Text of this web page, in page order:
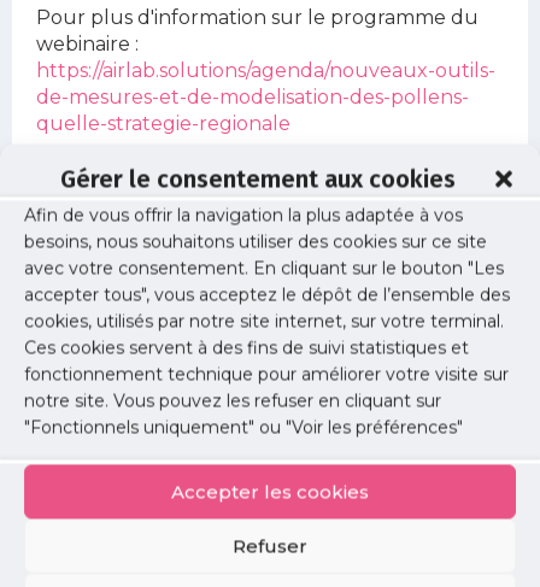
Gérer le consentement aux cookies
Afin de vous offrir la navigation la plus adaptée à vos
besoins, nous souhaitons utiliser des cookies sur ce site
avec votre consentement. En cliquant sur le bouton "Les
accepter tous", vous acceptez le dépôt de l’ensemble des
cookies, utilisés par notre site internet, sur votre terminal.
Ces cookies servent à des fins de suivi statistiques et
fonctionnement technique pour améliorer votre visite sur
notre site. Vous pouvez les refuser en cliquant sur
"Fonctionnels uniquement" ou "Voir les préférences"
Accepter les cookies
Refuser
Pour plus d'information sur le programme du
webinaire :
https://airlab.solutions/agenda/nouveaux-outils-
de-mesures-et-de-modelisation-des-pollens-
quelle-strategie-regionale
Informations
Date :
vendredi 31 mars 2023
Horaire :
9h00 à 12h30
Lieu :
En visioconférence
Lien d'inscription :
https://docs.google.com/forms/d/e/